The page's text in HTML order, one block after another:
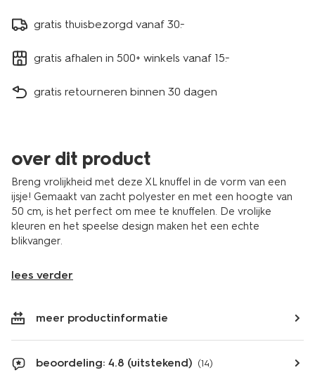
gratis thuisbezorgd vanaf 30.-
gratis afhalen in 500+ winkels vanaf 15.-
gratis retourneren binnen 30 dagen
over dit product
Breng vrolijkheid met deze XL knuffel in de vorm van een
ijsje! Gemaakt van zacht polyester en met een hoogte van
50 cm, is het perfect om mee te knuffelen. De vrolijke
kleuren en het speelse design maken het een echte
blikvanger.
lees verder
meer productinformatie
beoordeling: 4.8 (uitstekend) (14)